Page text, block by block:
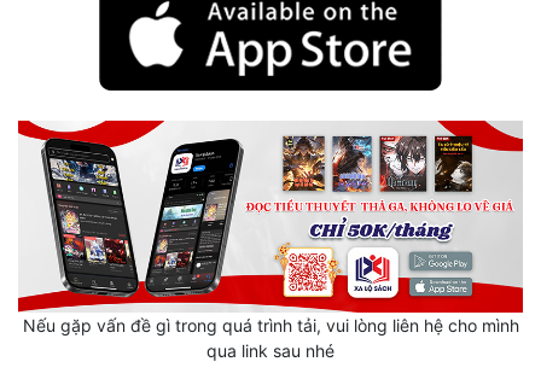
Khoa Huyễn Không Gian
Kinh Dị
Kiếm Hiệp
Kỳ Huyễn
Kỳ Ảo
Nếu gặp vấn đề gì trong quá trình tải, vui lòng liên hệ cho mình
qua link sau nhé